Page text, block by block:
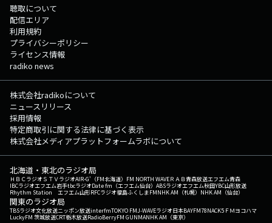
聴取について
配信エリア
利用規約
プライバシーポリシー
ライセンス情報
radiko news
株式会社radikoについて
ニュースリリース
採用情報
特定商取引に関する法律に基づく表示
株式会社メディアプラットフォームラボについて
北海道・東北のラジオ局
ＨＢＣラジオＳＴＶラジオAIR-G'（FM北海道） FM NORTH WAVEＲＡＢ青森放送エフエム青森
IBCラジオエフエム岩手tbcラジオDate fm（エフエム仙台） ABSラジオエフエム秋田YBC山形放送
Rhythm Station エフエム山形RFCラジオ福島ふくしまFMNHK AM（札幌） NHK AM（仙台）
関東のラジオ局
TBSラジオ文化放送ニッポン放送interfmTOKYO FMJ-WAVEラジオ日本BAYFM78NACK5 ＦＭヨコハマ
LuckyFM 茨城放送CRT栃木放送RadioBerryFM GUNMANHK AM（東京）